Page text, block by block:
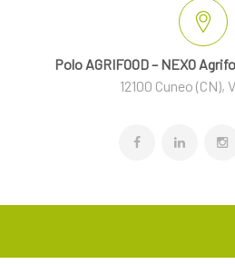
Polo AGRIFOOD – NEXO
12100 Cuneo (CN),